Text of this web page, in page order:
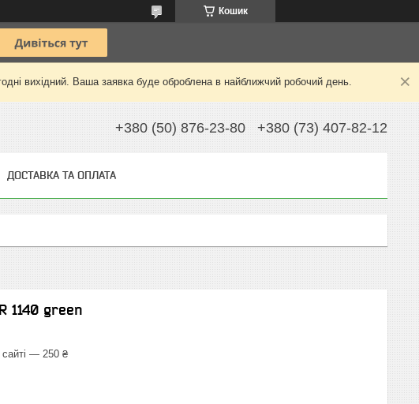
Кошик
вихідний. Ваша заявка буде оброблена в найближчий робочий день.
+380 (50) 876-23-80 +380 (73) 407-82-12
ДОСТАВКА ТА ОПЛАТА
1140 green
— 250 ₴